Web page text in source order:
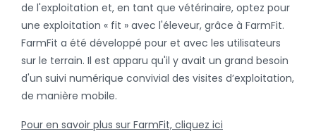
de l'exploitation et, en tant que vétérinaire, optez pour
une exploitation « fit » avec l'éleveur, grâce à FarmFit.
FarmFit a été développé pour et avec les utilisateurs
sur le terrain. Il est apparu qu'il y avait un grand besoin
d'un suivi numérique convivial des visites d’exploitation,
de manière mobile.
Pour en savoir plus sur FarmFit, cliquez ici